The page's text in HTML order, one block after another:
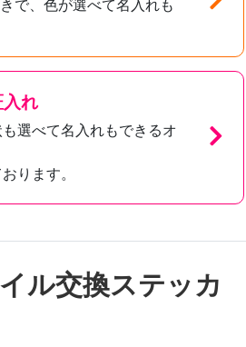
で、色が選べて名入れも
入れ
選べて名入れもできるオ
ります。
ル交換ステッカ